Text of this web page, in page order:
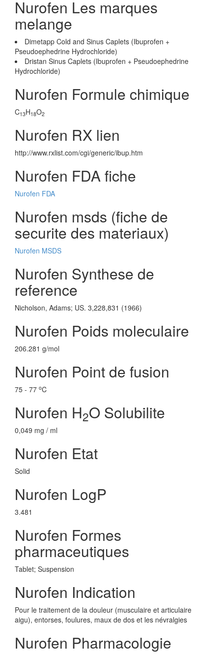
Nurofen Les marques
melange
Dimetapp Cold and Sinus Caplets (Ibuprofen +
Pseudoephedrine Hydrochloride)
Dristan Sinus Caplets (Ibuprofen + Pseudoephedrine
Hydrochloride)
Nurofen Formule chimique
C13H18O2
Nurofen RX lien
http://www.rxlist.com/cgi/generic/ibup.htm
Nurofen FDA fiche
Nurofen FDA
Nurofen msds (fiche de
securite des materiaux)
Nurofen MSDS
Nurofen Synthese de
reference
Nicholson, Adams; US. 3,228,831 (1966)
Nurofen Poids moleculaire
206.281 g/mol
Nurofen Point de fusion
75 - 77 oC
Nurofen H2O Solubilite
0,049 mg / ml
Nurofen Etat
Solid
Nurofen LogP
3.481
Nurofen Formes
pharmaceutiques
Tablet; Suspension
Nurofen Indication
Pour le traitement de la douleur (musculaire et articulaire
aigu), entorses, foulures, maux de dos et les névralgies
Nurofen Pharmacologie